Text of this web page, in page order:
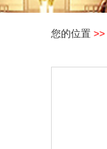
您的位置 >>